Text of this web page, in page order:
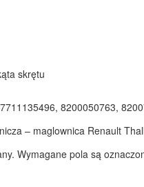
skrętu
8200050763,
– maglownica Renault
Wymagane pola są